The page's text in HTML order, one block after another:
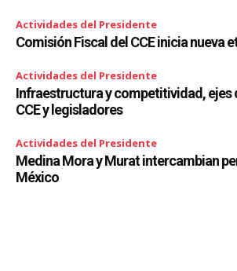
Actividades del Presidente
Comisión Fiscal del CCE inicia nueva
Actividades del Presidente
Infraestructura y competitividad, ejes
CCE y legisladores
Actividades del Presidente
Medina Mora y Murat intercambian
México